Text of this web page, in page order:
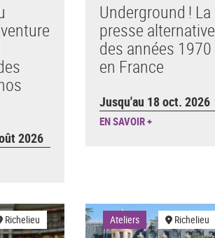
2026
Underground ! La
presse alternative
des années 1970
en France
Jusqu'au 18 oct. 2026
EN SAVOIR +
Richelieu Ateliers Richelieu